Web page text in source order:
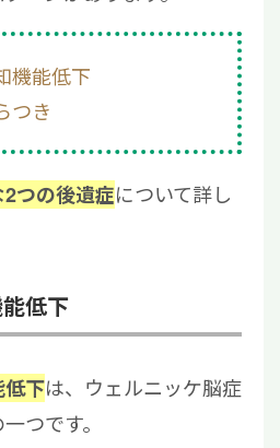
機能低下
つき
つの後遺症について詳し
低下
下は、ウェルニッケ脳症
つです。